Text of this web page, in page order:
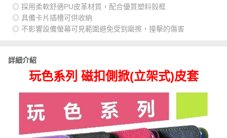
◎ 採用柔軟舒適PU皮革材質，配合優質塑料殼框
◎ 具備卡片插槽可供收納
◎ 不影響設備螢幕可見範圍避免受到磨擦，撞擊的傷害
詳細介紹
玩色系列 磁扣側掀(立架式)皮套